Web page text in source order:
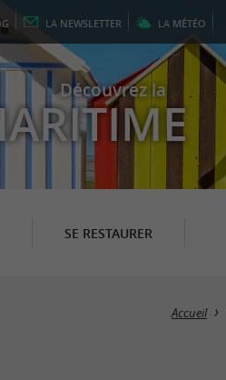
LA NEWSLETTER LA MÉTÉO
Découvrez la
SE RESTAURER
Accueil